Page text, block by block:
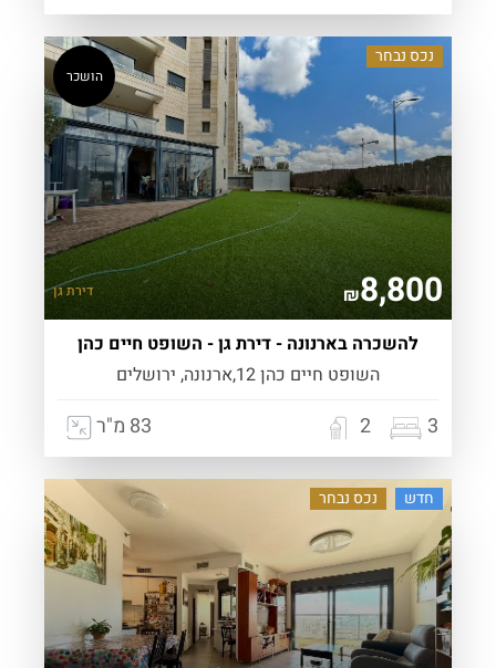
נכס נבחר
הושכר
₪8,800 דירת גן
להשכרה בארנונה - דירת גן - השופט חיים כהן
השופט חיים כהן 12,ארנונה, ירושלים
3
2 83 מ"ר
חדש נכס נבחר